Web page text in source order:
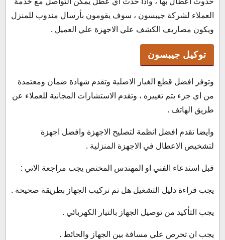
العملاء لشركة جيبسون ، سوف يقومون بأرسال مندوب للمنزل
ويكون مصاريف الكشف علي الاجهزة علي العميل .
توكيل جيبسون
وتوفر افضل قطع الغيار الاصلية وتقدم شهادة ضمان ومعتمدة
من اي جزء يتم تغييره ، وتقدم الاستشارات المجانية للعملاء عن
طريق الهاتف .
وايضا تقدم افضل انظمة لتصليح الاجهزة وافضل اجهزة
لتشخيص الاعطال في الاجهزة المنزلية .
قبل استدعاء الفني او المهندس المختص يجب مراجعة الاتي :
يجب قراءة دليل التشغيل هل تم تركيب الجهاز بطريقة صحيحة .
يجب التأكيد من توصيل الجهاز بالتيار الكهربائي .
يجب ان تحرص علي مسافة بين الجهاز والحائط .